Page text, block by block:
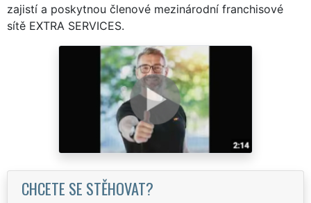
zajistí a poskytnou členové mezinárodní franchisové
sítě EXTRA SERVICES.
CHCETE SE STĚHOVAT?